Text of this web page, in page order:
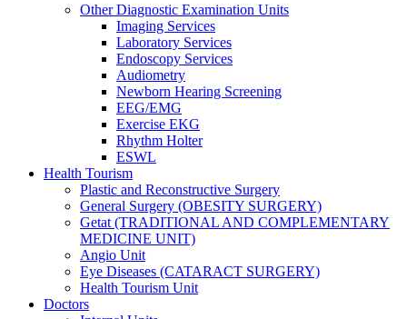
Other Diagnostic Examination Units
Imaging Services
Laboratory Services
Endoscopy Services
Audiometry
Newborn Hearing Screening
EEG/EMG
Exercise EKG
Rhythm Holter
ESWL
Health Tourism
Plastic and Reconstructive Surgery
General Surgery (OBESITY SURGERY)
Getat (TRADITIONAL AND COMPLEMENTARY
MEDICINE UNIT)
Angio Unit
Eye Diseases (CATARACT SURGERY)
Health Tourism Unit
Doctors